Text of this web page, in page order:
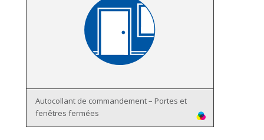
Autocollant de commandement – Portes et
fenêtres fermées